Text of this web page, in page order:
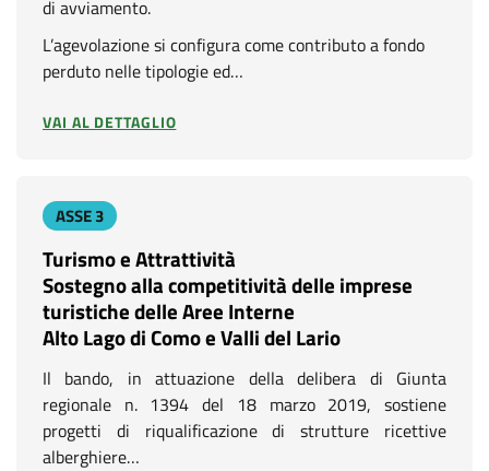
di avviamento.
L’agevolazione si configura come contributo a fondo
perduto nelle tipologie ed…
VAI AL DETTAGLIO
ASSE 3
Turismo e Attrattività
Sostegno alla competitività delle imprese
turistiche delle Aree Interne
Alto Lago di Como e Valli del Lario
Il bando, in attuazione della delibera di Giunta
regionale n. 1394 del 18 marzo 2019, sostiene
progetti di riqualificazione di strutture ricettive
alberghiere…